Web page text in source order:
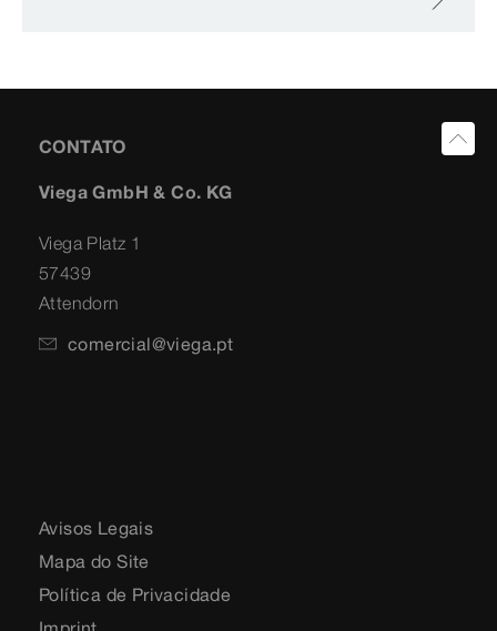
CONTATO
Viega GmbH & Co. KG
Viega Platz 1
57439
Attendorn
comercial@viega.pt
Avisos Legais
Mapa do Site
Política de Privacidade